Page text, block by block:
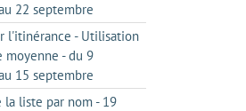
22 septembre
l'itinérance - Utilisation
- du 9
15 septembre
la liste par nom - 19